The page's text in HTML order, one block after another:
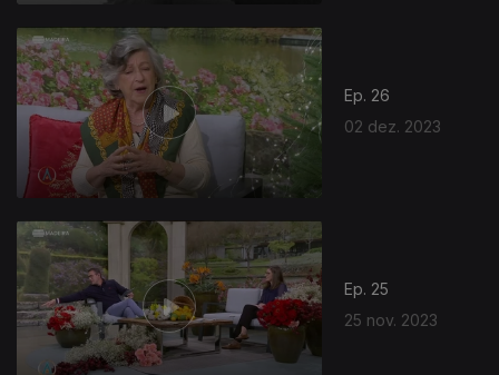
Ep. 26
02 dez. 2023
Ep. 25
25 nov. 2023